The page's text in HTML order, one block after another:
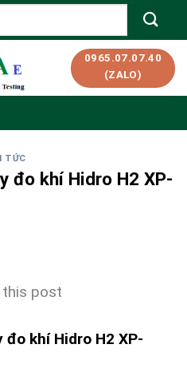
0965.07.07.40
(ZALO)
TỨC
đo khí Hidro H2 XP-
this post
đo khí Hidro H2 XP-